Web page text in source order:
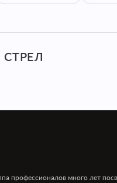
профессионалов много лет